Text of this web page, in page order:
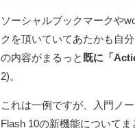
ソーシャルブックマークや
クを頂いていてあたかも自
の内容がまるっと 既に「
2)。
これは一例ですが、入門ノ
Flash 10の新機能について